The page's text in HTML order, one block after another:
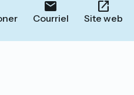
Courriel Site web